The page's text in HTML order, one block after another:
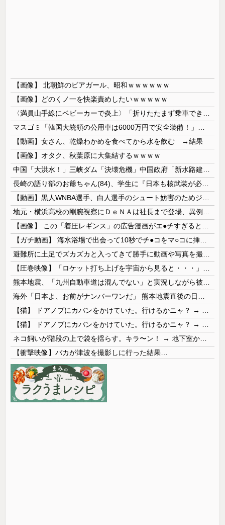
【画像】 北朝鮮のビアガール、昭和ｗｗｗｗｗｗ
【画像】どのくノ一を快楽責めしたいｗｗｗｗｗ
【動画】女さん、乾燥わかめを食べてから水を飲む →結果
【画像】オタク、秋葉原に大集結するｗｗｗｗ
【衝撃映像】バカが津波を撮影しに行った結果…